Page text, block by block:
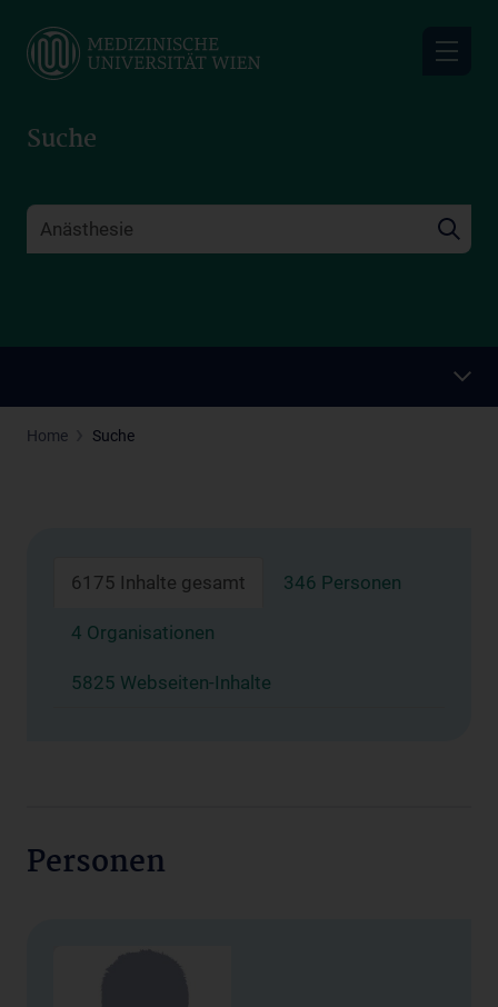
main
Suche
Home Suche
6175 Inhalte gesamt 346 Personen
4 Organisationen
5825 Webseiten-Inhalte
Personen